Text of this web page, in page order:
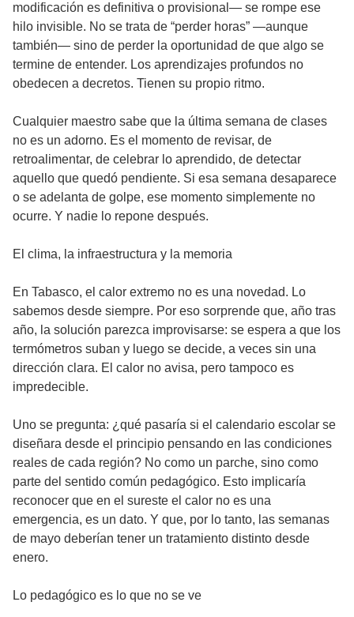
modificación es definitiva o provisional— se rompe ese
hilo invisible. No se trata de “perder horas” —aunque
también— sino de perder la oportunidad de que algo se
termine de entender. Los aprendizajes profundos no
obedecen a decretos. Tienen su propio ritmo.
Cualquier maestro sabe que la última semana de clases
no es un adorno. Es el momento de revisar, de
retroalimentar, de celebrar lo aprendido, de detectar
aquello que quedó pendiente. Si esa semana desaparece
o se adelanta de golpe, ese momento simplemente no
ocurre. Y nadie lo repone después.
El clima, la infraestructura y la memoria
En Tabasco, el calor extremo no es una novedad. Lo
sabemos desde siempre. Por eso sorprende que, año tras
año, la solución parezca improvisarse: se espera a que los
termómetros suban y luego se decide, a veces sin una
dirección clara. El calor no avisa, pero tampoco es
impredecible.
Uno se pregunta: ¿qué pasaría si el calendario escolar se
diseñara desde el principio pensando en las condiciones
reales de cada región? No como un parche, sino como
parte del sentido común pedagógico. Esto implicaría
reconocer que en el sureste el calor no es una
emergencia, es un dato. Y que, por lo tanto, las semanas
de mayo deberían tener un tratamiento distinto desde
enero.
Lo pedagógico es lo que no se ve